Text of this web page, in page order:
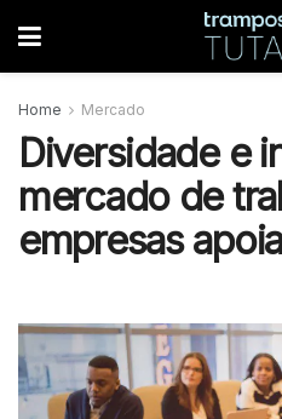
Home Mercado
Diversidade e
mercado de
empresas